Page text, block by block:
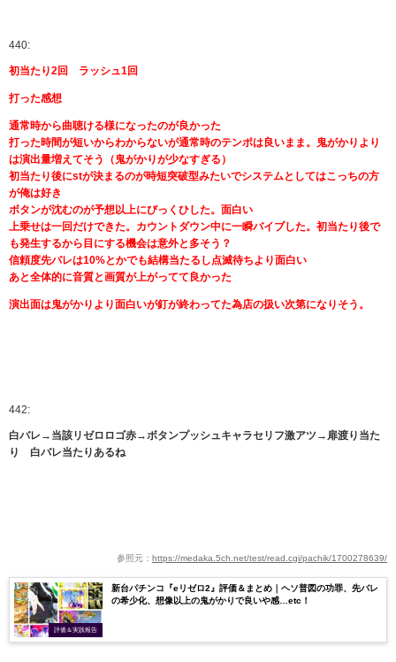
440:
初当たり2回 ラッシュ1回
打った感想
通常時から曲聴ける様になったのが良かった
打った時間が短いからわからないが通常時のテンポは良いまま。鬼がかりより
は演出量増えてそう（鬼がかりが少なすぎる）
初当たり後にstが決まるのが時短突破型みたいでシステムとしてはこっちの方
が俺は好き
ボタンが沈むのが予想以上にびっくひした。面白い
上乗せは一回だけできた。カウントダウン中に一瞬バイブした。初当たり後で
も発生するから目にする機会は意外と多そう？
信頼度先バレは10%とかでも結構当たるし点滅待ちより面白い
あと全体的に音質と画質が上がってて良かった
演出面は鬼がかりより面白いが釘が終わってた為店の扱い次第になりそう。
442:
白バレ→当該リゼロロゴ赤→ボタンプッシュキャラセリフ激アツ→扉渡り当た
り 白バレ当たりあるね
参照元： https://medaka.5ch.net/test/read.cgi/pachik/1700278639/
評価＆実践報告
新台パチンコ『eリゼロ2』評価＆まとめ｜ヘソ普図の功罪、先バレ
の希少化、想像以上の鬼がかりで良いや感…etc！